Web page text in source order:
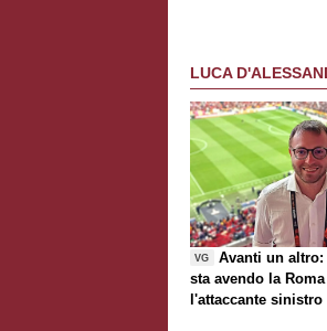
LUCA
VG
Avanti un
sta avendo la
l'attaccante sinistro